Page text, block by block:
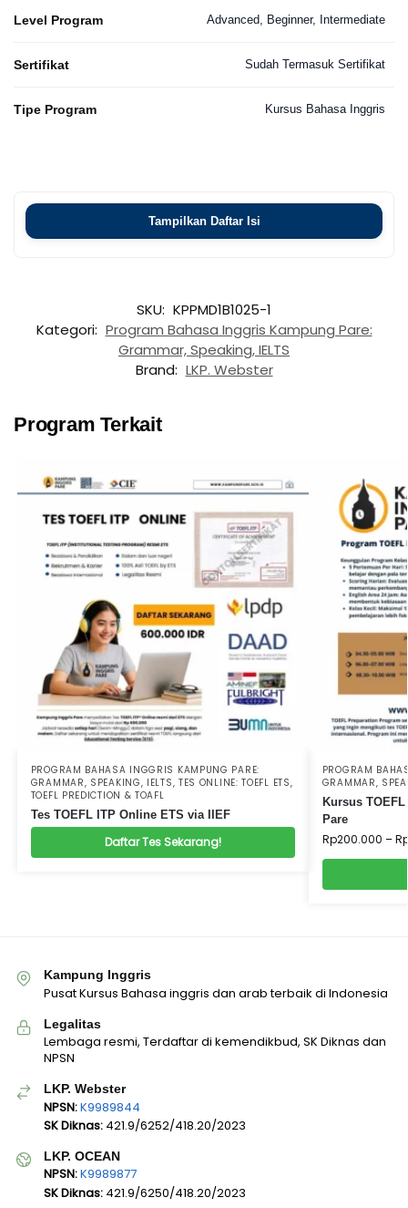
Level Program Advanced, Beginner, Intermediate
Sertifikat Sudah Termasuk Sertifikat
Tipe Program Kursus Bahasa Inggris
Tampilkan Daftar Isi
SKU: KPPMD1B1025-1
Kategori: Program Bahasa Inggris Kampung Pare:
Grammar, Speaking, IELTS
Brand: LKP. Webster
Program Terkait
PROGRAM BAHASA INGGRIS KAMPUNG PARE:
GRAMMAR, SPEAKING, IELTS, TES ONLINE: TOEFL ETS,
TOEFL PREDICTION & TOAFL
Tes TOEFL ITP Online ETS via IIEF
Daftar Tes Sekarang!
PROGRAM
GRAMMAR,
Kursus
Pare
Rp200.000 –
Kampung Inggris
Pusat Kursus Bahasa inggris dan arab terbaik di Indonesia
Legalitas
Lembaga resmi, Terdaftar di kemendikbud, SK Diknas dan
NPSN
LKP. Webster
NPSN:K9989844
SK Diknas: 421.9/6252/418.20/2023
LKP. OCEAN
NPSN:K9989877
SK Diknas: 421.9/6250/418.20/2023